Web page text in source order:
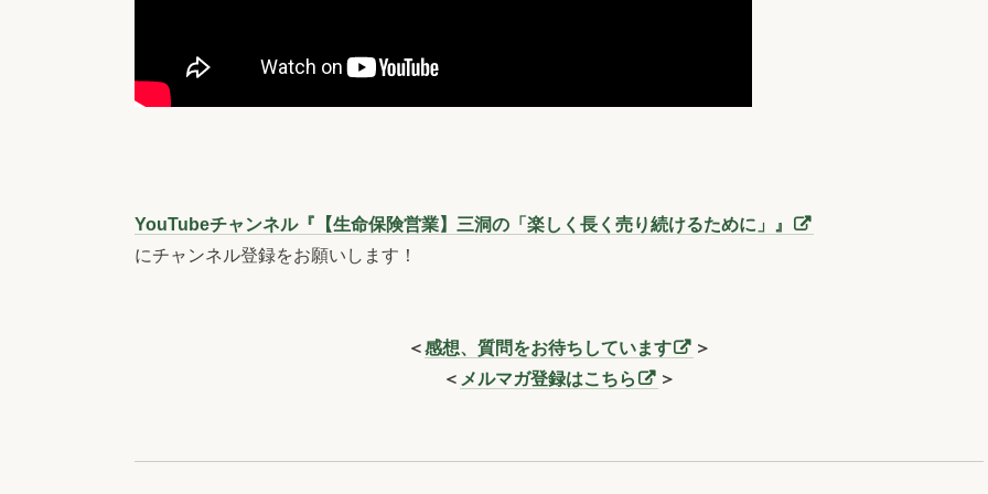
YouTubeチャンネル『【生命保険営業】三洞の「楽しく長く売り続けるために」』
にチャンネル登録をお願いします！
＜感想、質問をお待ちしています
＞
＜ メルマガ登録はこちら ＞